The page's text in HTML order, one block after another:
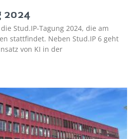
2024
Stud.IP-Tagung 2024, die am
stattfindet. Neben Stud.IP 6 geht
von KI in der